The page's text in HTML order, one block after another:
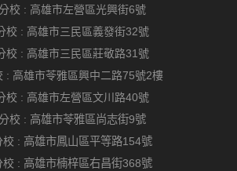
校 : 高雄市左營區光興街6號
校 : 高雄市三民區義發街32號
校 : 高雄市三民區莊敬路31號
: 高雄市苓雅區興中二路75號2樓
校 : 高雄市左營區文川路40號
校 : 高雄市苓雅區尚志街9號
校 : 高雄市鳳山區平等路154號
校 : 高雄市楠梓區右昌街368號